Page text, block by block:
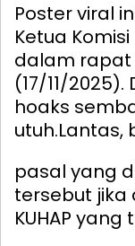
Poster viral
Ketua Komisi
dalam rapat
(17/11/
hoaks
utuh.Lantas,
pasal yang
tersebut jika
KUHAP